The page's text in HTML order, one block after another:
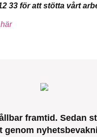
33 för att stötta vårt
framtid. Sedan
genom